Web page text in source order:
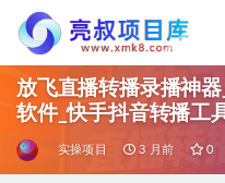
放飞直播转播录播神
软件_快手抖音转播工
实操项目 3 月前 0